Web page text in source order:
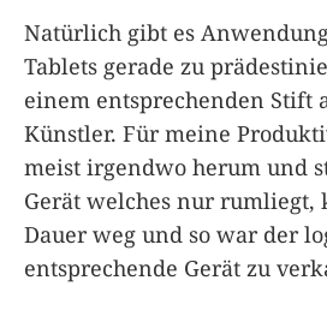
Natürlich gibt es
Tablets gerade zu
einem entsprechenden Stift
Künstler. Für meine
meist irgendwo herum und
Gerät welches nur rumliegt,
Dauer weg und so war der
entsprechende Gerät zu